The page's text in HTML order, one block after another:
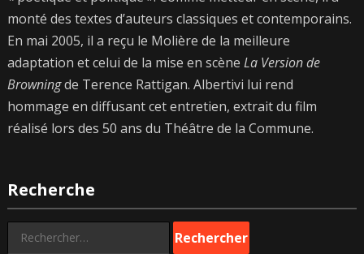
monté des textes d’auteurs classiques et contemporains.
En mai 2005, il a reçu le Molière de la meilleure
adaptation et celui de la mise en scène La Version de
Browningde Terence Rattigan. Albertivi lui rend
hommage en diffusant cet entretien, extrait du film
réalisé lors des 50 ans du Théâtre de la Commune.
Recherche
Rechercher :